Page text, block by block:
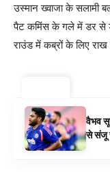
उस्मान ख्वाजा के सलामी
पैट कमिंस के गले में डर से
राउंड में कब्रों के लिए
वैभव
से संजू